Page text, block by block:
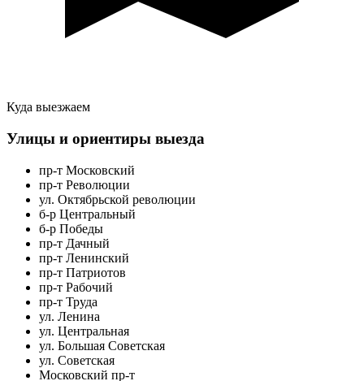
Куда выезжаем
Улицы и ориентиры выезда
пр-т Московский
пр-т Революции
ул. Октябрьской революции
б-р Центральный
б-р Победы
пр-т Дачный
пр-т Ленинский
пр-т Патриотов
пр-т Рабочий
пр-т Труда
ул. Ленина
ул. Центральная
ул. Большая Советская
ул. Советская
Московский пр-т